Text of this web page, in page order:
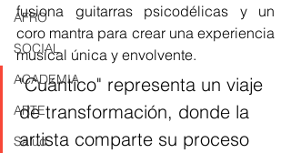
AFRO
SOCIAL
ACADEMIA
ARTE
Salud
fusiona guitarras psicodélicas y un
coro mantra para crear una experiencia
musical única y envolvente.
"Cuántico" representa un viaje
de transformación, donde la
artista comparte su proceso